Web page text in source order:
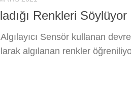
Renkleri Söylüyor
Sensör kullanan
algılanan renkler